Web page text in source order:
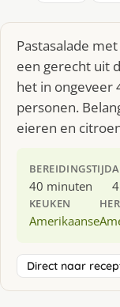
Pastasalade
een gerecht uit
het in ongeveer
personen.
eieren en
BEREIDINGSTIJD
40 minuten 4
KEUKEN
Amerikaanse
Direct naar